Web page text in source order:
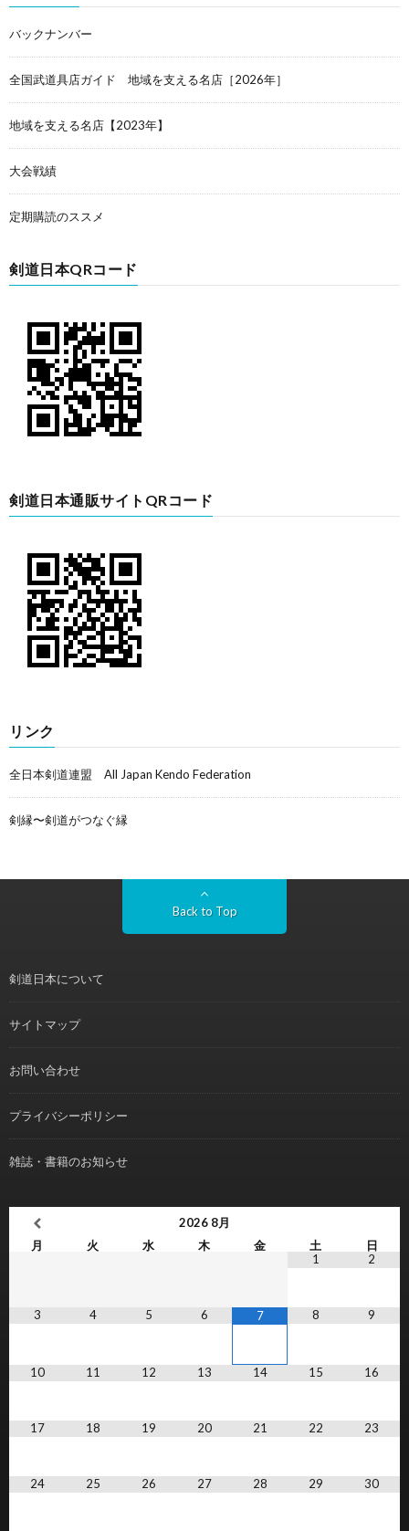
バックナンバー
全国武道具店ガイド 地域を支える名店［2026年］
地域を支える名店【2023年】
大会戦績
定期購読のススメ
剣道日本QRコード
剣道日本通販サイトQRコード
リンク
全日本剣道連盟 All Japan Kendo Federation
剣縁〜剣道がつなぐ縁
Back to Top
剣道日本について
サイトマップ
お問い合わせ
プライバシーポリシー
雑誌・書籍のお知らせ
2026 8月
月
火 水 木 金 土
日
1
2
3 4 5 6 7 8 9
10 11 12 13 14 15 16
17 18 19 20 21 22 23
24 25 26 27 28 29 30